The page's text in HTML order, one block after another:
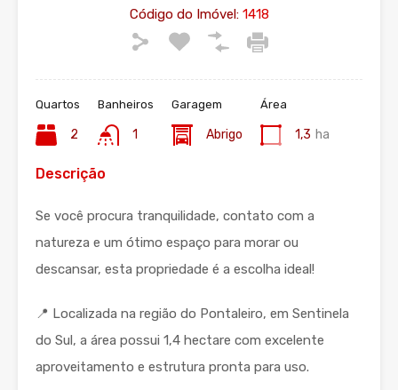
Código do Imóvel:1418
Quartos
2
Banheiros
1
Garagem
Abrigo
Área
1,3 ha
Descrição
Se você procura tranquilidade, contato com a
natureza e um ótimo espaço para morar ou
descansar, esta propriedade é a escolha ideal!
📍 Localizada na região do Pontaleiro, em Sentinela
do Sul, a área possui 1,4 hectare com excelente
aproveitamento e estrutura pronta para uso.